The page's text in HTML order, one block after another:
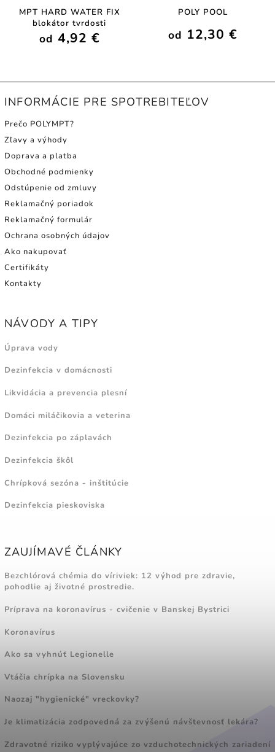
MPT HARD WATER FIX
blokátor tvrdosti
od 4,92 €
POLY POOL
od 12,30 €
INFORMÁCIE PRE SPOTREBITEĽOV
Prečo POLYMPT?
Zľavy a výhody
Doprava a platba
Obchodné podmienky
Odstúpenie od zmluvy
Reklamačný poriadok
Reklamačný formulár
Ochrana osobných údajov
Ako nakupovať
Certifikáty
Kontakty
NÁVODY A TIPY
Úprava vody
Dezinfekcia v domácnosti
Likvidácia a prevencia plesní
Domáci miláčikovia a veterina
Dezinfekcia po záplavách
Dezinfekcia škôl
Chrípková sezóna - inštitúcie
Dezinfekcia pieskoviska
ZAUJÍMAVÉ ČLÁNKY
Bezchlórová chémia do víriviek: 12 výhod pre zdravie,
pohodlie aj životné prostredie.
Príprava na koronavírus - cvičenie v Banskej Bystrici
Koronavírus
Ako sa vyhnúť Legionelle
Vtáčia chrípka na Slovensku
Naozaj "hygienické" vreckovky?
Je klimatizácia zodpovedná za zvýšenú návštevnosť lekára?
Zdravotné riziko vyplývajúce zo vzduchotechnických zariadení